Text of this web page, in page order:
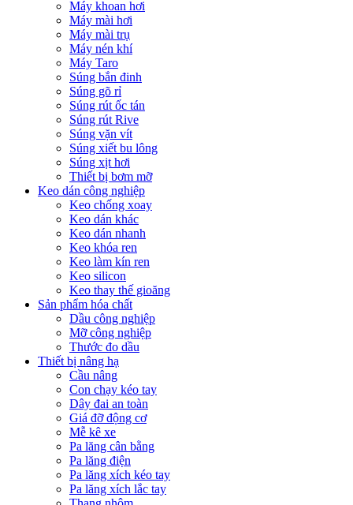
Máy khoan hơi
Máy mài hơi
Máy mài trụ
Máy nén khí
Máy Taro
Súng bắn đinh
Súng gõ rỉ
Súng rút ốc tán
Súng rút Rive
Súng vặn vít
Súng xiết bu lông
Súng xịt hơi
Thiết bị bơm mỡ
Keo dán công nghiệp
Keo chống xoay
Keo dán khác
Keo dán nhanh
Keo khóa ren
Keo làm kín ren
Keo silicon
Keo thay thế gioăng
Sản phẩm hóa chất
Dầu công nghiệp
Mỡ công nghiệp
Thước đo dầu
Thiết bị nâng hạ
Cầu nâng
Con chạy kéo tay
Dây đai an toàn
Giá đỡ động cơ
Mễ kê xe
Pa lăng cân bằng
Pa lăng điện
Pa lăng xích kéo tay
Pa lăng xích lắc tay